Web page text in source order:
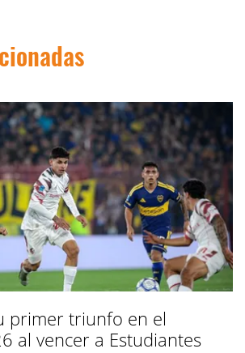
primer triunfo en el
al vencer a Estudiantes